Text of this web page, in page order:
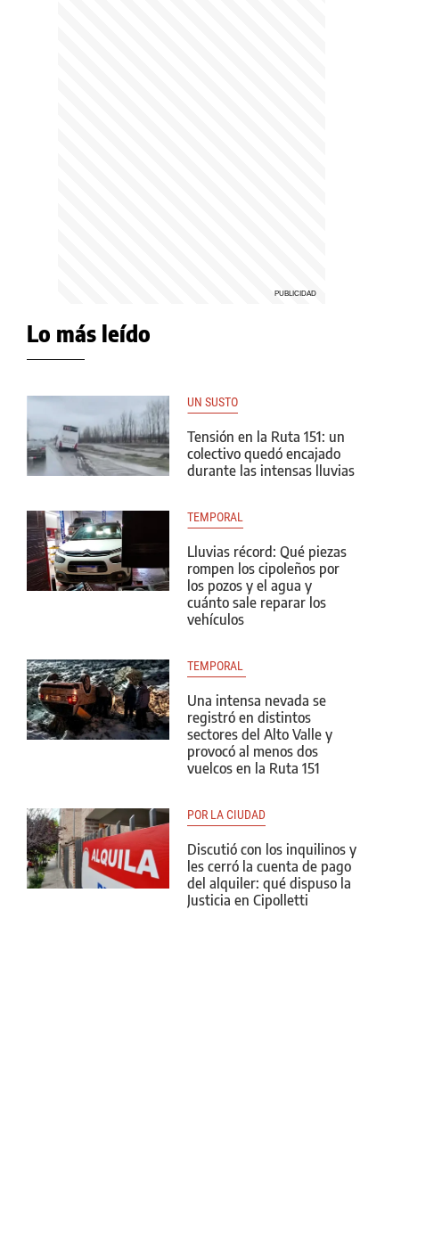
Lo más leído
UN SUSTO
Tensión en la Ruta 151: un
colectivo quedó encajado
durante las intensas lluvias
TEMPORAL
Lluvias récord: Qué piezas
rompen los cipoleños por
los pozos y el agua y
cuánto sale reparar los
vehículos
TEMPORAL
Una intensa nevada se
registró en distintos
sectores del Alto Valle y
provocó al menos dos
vuelcos en la Ruta 151
POR LA CIUDAD
Discutió con los inquilinos y
les cerró la cuenta de pago
del alquiler: qué dispuso la
Justicia en Cipolletti